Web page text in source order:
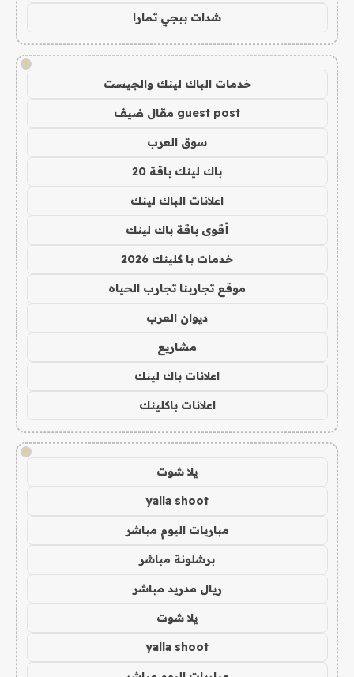
شدات ببجي تمارا
!
خدمات الباك لينك والجيست
guest post مقال ضيف
سوق العرب
باك لينك باقة 20
اعلانات الباك لينك
أقوى باقة باك لينك
خدمات با كلينك 2026
موقع تجاربنا تجارب الحياه
ديوان العرب
مشاريع
اعلانات باك لينك
اعلانات باكلينك
!
يلا شوت
yalla shoot
مباريات اليوم مباشر
برشلونة مباشر
ريال مدريد مباشر
يلا شوت
yalla shoot